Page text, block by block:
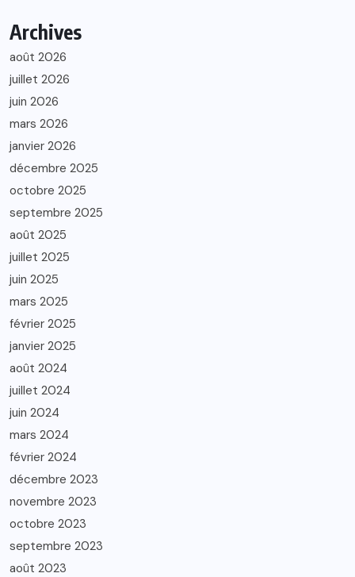
Archives
août 2026
juillet 2026
juin 2026
mars 2026
janvier 2026
décembre 2025
octobre 2025
septembre 2025
août 2025
juillet 2025
juin 2025
mars 2025
février 2025
janvier 2025
août 2024
juillet 2024
juin 2024
mars 2024
février 2024
décembre 2023
novembre 2023
octobre 2023
septembre 2023
août 2023